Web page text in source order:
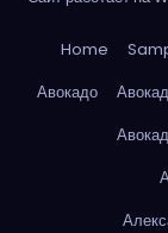
Home
Авокадо